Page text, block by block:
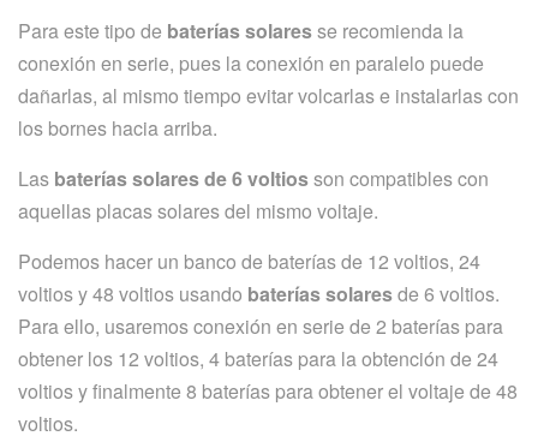
Para este tipo de baterías solaresse recomienda la
conexión en serie, pues la conexión en paralelo puede
dañarlas, al mismo tiempo evitar volcarlas e instalarlas con
los bornes hacia arriba.
Las baterías solares de 6 voltiosson compatibles con
aquellas placas solares del mismo voltaje.
Podemos hacer un banco de baterías de 12 voltios, 24
voltios y 48 voltios usando baterías solaresde 6 voltios.
Para ello, usaremos conexión en serie de 2 baterías para
obtener los 12 voltios, 4 baterías para la obtención de 24
voltios y finalmente 8 baterías para obtener el voltaje de 48
voltios.